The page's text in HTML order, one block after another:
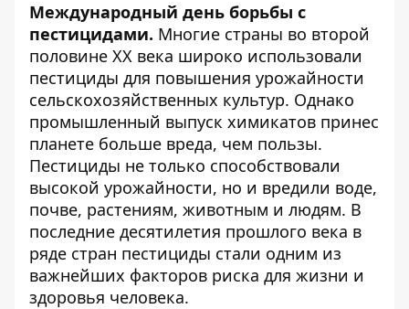
Международный день борьбы с
пестицидами. Многие страны во второй
половине ХХ века широко использовали
пестициды для повышения урожайности
сельскохозяйственных культур. Однако
промышленный выпуск химикатов принес
планете больше вреда, чем пользы.
Пестициды не только способствовали
высокой урожайности, но и вредили воде,
почве, растениям, животным и людям. В
последние десятилетия прошлого века в
ряде стран пестициды стали одним из
важнейших факторов риска для жизни и
здоровья человека.